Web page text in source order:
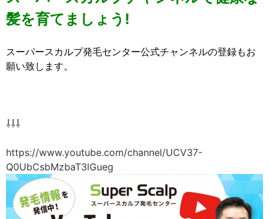
髪を育てましょう!
スーパースカルプ発毛センター公式チャンネルの登録もお
願い致します。
⇩⇩⇩
https://www.youtube.com/channel/UCV37-
Q0UbCsbMzbaT3lGueg